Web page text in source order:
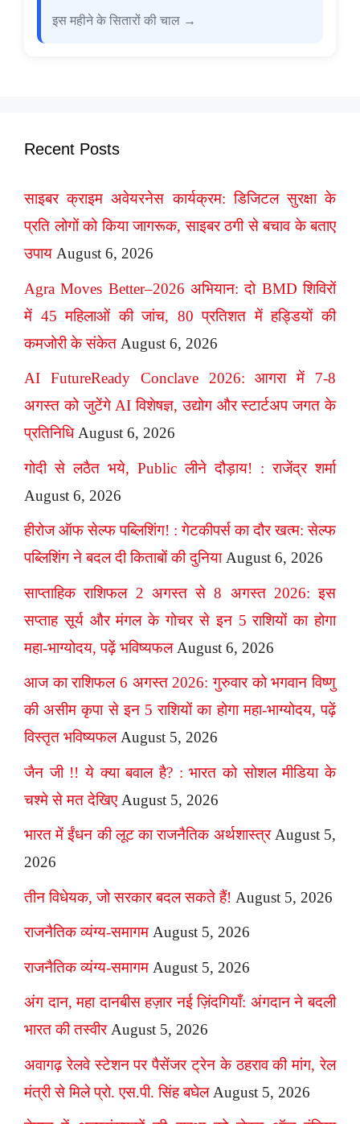
इस महीने के सितारों की चाल →
Recent Posts
साइबर क्राइम अवेयरनेस कार्यक्रम: डिजिटल सुरक्षा के
प्रति लोगों को किया जागरूक, साइबर ठगी से बचाव के बताए
उपाय August 6, 2026
Agra Moves Better–2026 अभियान: दो BMD शिविरों
में 45 महिलाओं की जांच, 80 प्रतिशत में हड्डियों की
कमजोरी के संकेत August 6, 2026
AI FutureReady Conclave 2026: आगरा में 7-8
अगस्त को जुटेंगे AI विशेषज्ञ, उद्योग और स्टार्टअप जगत के
प्रतिनिधि August 6, 2026
गोदी से लठैत भये, Public लीने दौड़ाय! : राजेंद्र शर्मा
August 6, 2026
हीरोज ऑफ सेल्फ पब्लिशिंग! : गेटकीपर्स का दौर खत्म: सेल्फ
पब्लिशिंग ने बदल दी किताबों की दुनिया August 6, 2026
साप्ताहिक राशिफल 2 अगस्त से 8 अगस्त 2026: इस
सप्ताह सूर्य और मंगल के गोचर से इन 5 राशियों का होगा
महा-भाग्योदय, पढ़ें भविष्यफल August 6, 2026
आज का राशिफल 6 अगस्त 2026: गुरुवार को भगवान विष्णु
की असीम कृपा से इन 5 राशियों का होगा महा-भाग्योदय, पढ़ें
विस्तृत भविष्यफल August 5, 2026
जैन जी !! ये क्या बवाल है? : भारत को सोशल मीडिया के
चश्मे से मत देखिए August 5, 2026
भारत में ईंधन की लूट का राजनैतिक अर्थशास्त्र August 5,
2026
तीन विधेयक, जो सरकार बदल सकते हैं! August 5, 2026
राजनैतिक व्यंग्य-समागम August 5, 2026
राजनैतिक व्यंग्य-समागम August 5, 2026
अंग दान, महा दानबीस हज़ार नई ज़िंदगियाँ: अंगदान ने बदली
भारत की तस्वीर August 5, 2026
अवागढ़ रेलवे स्टेशन पर पैसेंजर ट्रेन के ठहराव की मांग, रेल
मंत्री से मिले प्रो. एस.पी. सिंह बघेल August 5, 2026